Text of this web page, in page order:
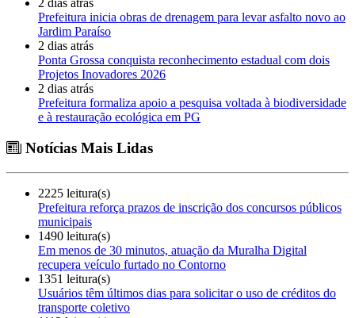
2 dias atrás
Prefeitura inicia obras de drenagem para levar asfalto novo ao
Jardim Paraíso
2 dias atrás
Ponta Grossa conquista reconhecimento estadual com dois
Projetos Inovadores 2026
2 dias atrás
Prefeitura formaliza apoio a pesquisa voltada à biodiversidade
e à restauração ecológica em PG
Notícias Mais Lidas
2225 leitura(s)
Prefeitura reforça prazos de inscrição dos concursos públicos
municipais
1490 leitura(s)
Em menos de 30 minutos, atuação da Muralha Digital
recupera veículo furtado no Contorno
1351 leitura(s)
Usuários têm últimos dias para solicitar o uso de créditos do
transporte coletivo